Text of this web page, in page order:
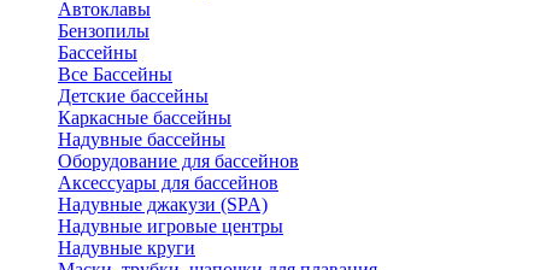
Автоклавы
Бензопилы
Бассейны
Все Бассейны
Детские бассейны
Каркасные бассейны
Надувные бассейны
Оборудование для бассейнов
Аксессуары для бассейнов
Надувные джакузи (SPA)
Надувные игровые центры
Надувные круги